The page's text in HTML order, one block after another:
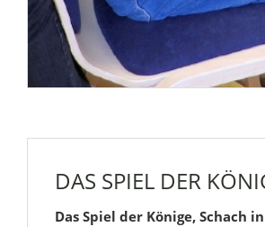
DAS SPIEL DER
Das Spiel der Könige, Schach